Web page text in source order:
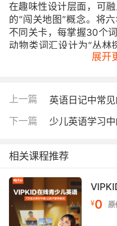
在趣味性设计层面，可
的“闯关地图”概念。将
不同关卡，每掌握30个
动物类词汇设计为“丛林
设置为“美食市集”，通
制作步骤：分层拆解更高
选词阶段
需紧扣新课标要
（classroom/
标签：绿色（已掌握）
（陌生词），针对性强
学实验证明，错题本式
握度提升55%。
展开
上一篇 英语日记中常见
下一篇 少儿英语学习中
相关课程推荐
¥0